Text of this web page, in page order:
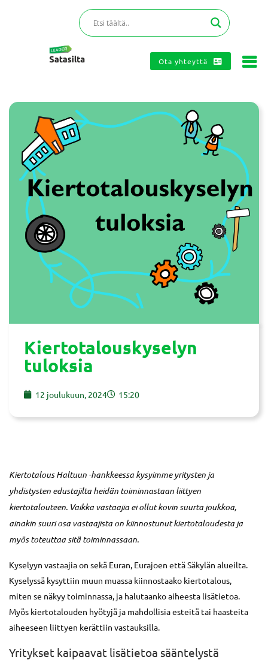
Ota yhteyttä
Kiertotalouskyselyn
tuloksia
12 joulukuun, 2024 15:20
Kiertotalous Haltuun -hankkeessa kysyimme yritysten ja
yhdistysten edustajilta heidän toiminnastaan liittyen
kiertotalouteen. Vaikka vastaajia ei ollut kovin suurta joukkoa,
ainakin suuri osa vastaajista on kiinnostunut kiertotaloudesta ja
myös toteuttaa sitä toiminnassaan.
Kyselyyn vastaajia on sekä Euran, Eurajoen että Säkylän alueilta.
Kyselyssä kysyttiin muun muassa kiinnostaako kiertotalous,
miten se näkyy toiminnassa, ja halutaanko aiheesta lisätietoa.
Myös kiertotalouden hyötyjä ja mahdollisia esteitä tai haasteita
aiheeseen liittyen kerättiin vastauksilla.
Yritykset kaipaavat lisätietoa sääntelystä